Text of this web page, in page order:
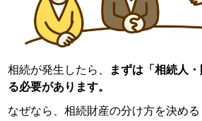
相続が発生したら、
まずは「相続人
る必要があります。
なぜなら、相続財産の分け方を決め